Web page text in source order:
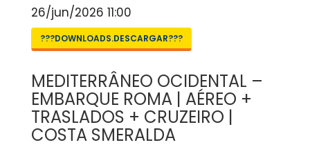
26/jun/2026 11:00
???DOWNLOADS.DESCARGAR???
MEDITERRÂNEO OCIDENTAL –
EMBARQUE ROMA | AÉREO +
TRASLADOS + CRUZEIRO |
COSTA SMERALDA